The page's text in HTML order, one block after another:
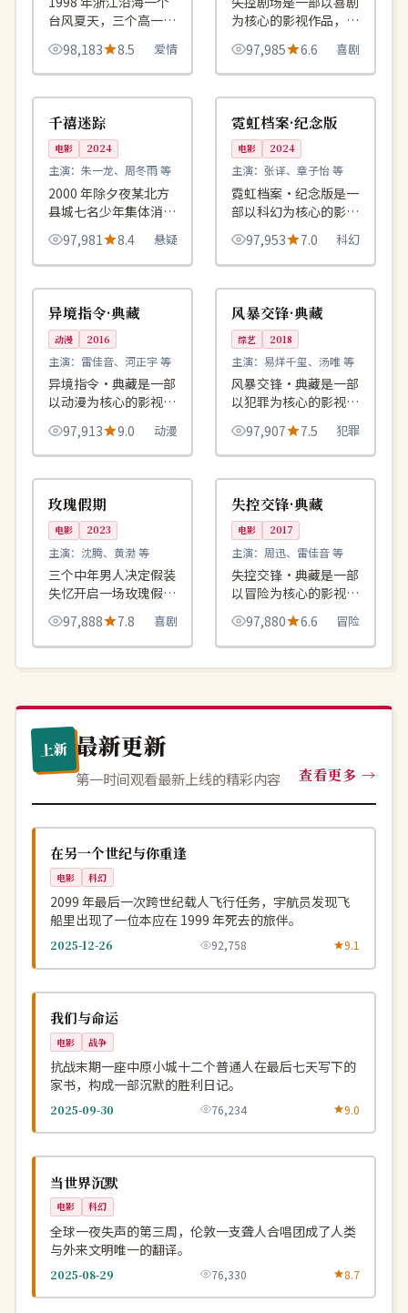
台风夏天，三个高一少
年在屋顶上度过了一生
中最长的一个下午。
98,183 8.5 爱情
为核心的影视作品，围
绕危机、反转与人物成
长展开，整体节奏紧
凑，值得推荐观看。
97,985 6.6 喜剧
中国
99:46
千禧迷踪
电影 2024
主演： 朱一龙、周冬雨 等
2000 年除夕夜某北方
县城七名少年集体消
失，二十四年后他们以
同一张脸再次出现在派
出所。
97,981 8.4 悬疑
美国
99:06
霓虹档案·纪念版
电影 2024
主演： 张译、章子怡 等
霓虹档案·纪念版是一
部以科幻为核心的影视
作品，围绕危机、反转
与人物成长展开，整体
节奏紧凑，值得推荐观
看。
97,953 7.0 科幻
英国
高分 99:15
异境指令·典藏
动漫 2016
主演： 雷佳音、河正宇 等
异境指令·典藏是一部
以动漫为核心的影视作
品，围绕危机、反转与
人物成长展开，整体节
奏紧凑，值得推荐观
看。
97,913 9.0 动漫
韩国
4K 99:21
风暴交锋·典藏
综艺 2018
主演： 易烊千玺、汤唯 等
风暴交锋·典藏是一部
以犯罪为核心的影视作
品，围绕危机、反转与
人物成长展开，整体节
奏紧凑，值得推荐观
看。
97,907 7.5 犯罪
中国
99:29
玫瑰假期
电影 2023
主演： 沈腾、黄渤 等
三个中年男人决定假装
失忆开启一场玫瑰假
期，结果意外卷入一桩
跨国走私案。
97,888 7.8 喜剧
韩国
96:16
失控交锋·典藏
电影 2017
主演： 周迅、雷佳音 等
失控交锋·典藏是一部
以冒险为核心的影视作
品，围绕危机、反转与
人物成长展开，整体节
奏紧凑，值得推荐观
看。
97,880 6.6 冒险
上新 最新更新
第一时间观看最新上线的精彩内容 查看更多
美国
在另一个世纪与你重逢
电影 科幻
2099 年最后一次跨世纪载人飞行任务，宇航员发现飞
船里出现了一位本应在 1999 年死去的旅伴。
2025-12-26 92,758 9.1
中国
我们与命运
电影 战争
抗战末期一座中原小城十二个普通人在最后七天写下的
家书，构成一部沉默的胜利日记。
2025-09-30 76,234 9.0
英国
当世界沉默
电影 科幻
全球一夜失声的第三周，伦敦一支聋人合唱团成了人类
与外来文明唯一的翻译。
2025-08-29 76,330 8.7